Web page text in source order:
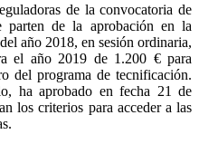
de la convocatoria de
parten de la aprobación en la
año 2018, en sesión ordinaria,
el año 2019 de 1.200 € para
del programa de tecnificación.
ha aprobado en fecha 21 de
los criterios para acceder a las